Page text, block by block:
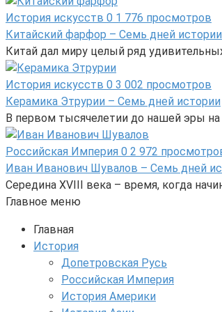
История искусств 0 1 776 просмотров
Китайский фарфор – Семь дней истории
Китай дал миру целый ряд
История искусств 0 3 002 просмотров
Керамика Этрурии – Семь дней истории
В первом тысячелетии до нашей эры
Российская Империя 0 2 972
Иван Иванович Шувалов – Семь дней
Середина XVIII века – время, когда
Главное меню
Главная
История
Допетровская Русь
Российская Империя
История Америки